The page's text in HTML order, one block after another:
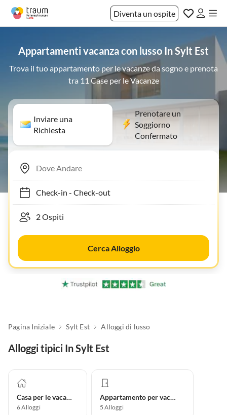
Diventa un ospite
Appartamenti vacanza con lusso In Sylt Est
Trova il tuo appartamento per le vacanze da sogno e prenota
tra 11 Case per le Vacanze
Inviare una
Richiesta
Prenotare un
Soggiorno
Confermato
Check-in- Check-out
Cerca Alloggio
Pagina Iniziale Sylt Est Alloggi di lusso
Alloggi tipici In Sylt Est
Casa per le vacanze
6Alloggi
Appartamento per vacanze
5 Alloggi